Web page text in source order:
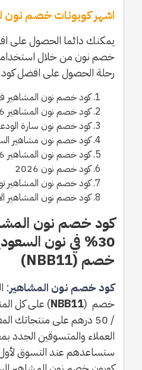
اشهر كوبونات خصم نون
يمكنك دائما الحصول على
خصم نون من خلال استخدامك
رحلة الحصول على افضل
كود خصم نون المشاهير
كود خصم نون المشاهير 2026
كود خصم نون سارة
كود خصم نون مشاهير
كود خصم نون المشاهير 2026 السعودية
كود خصم نون 2026
كود خصم نون المشاهير
كود خصم نون المشاهير
كود خصم نون
30% في نون
خصم (NBB11)
كود خصم نون المشاهير:
خصم (NBB11
/ 50 درهم على منتجاتك
العملاء والمتسوقين الجدد
ستساعدهم عند التسوق